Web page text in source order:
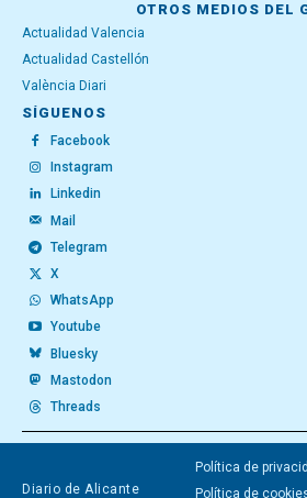
OTROS MEDIOS DEL
Actualidad Valencia
Actualidad Castellón
València Diari
SÍGUENOS
Facebook
Instagram
Linkedin
Mail
Telegram
X
WhatsApp
Youtube
Bluesky
Mastodon
Threads
Diario de Alicante
Política de
Política de